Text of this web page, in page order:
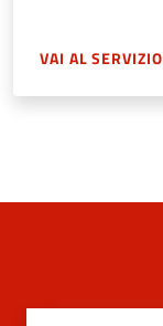
VAI AL SERVIZIO